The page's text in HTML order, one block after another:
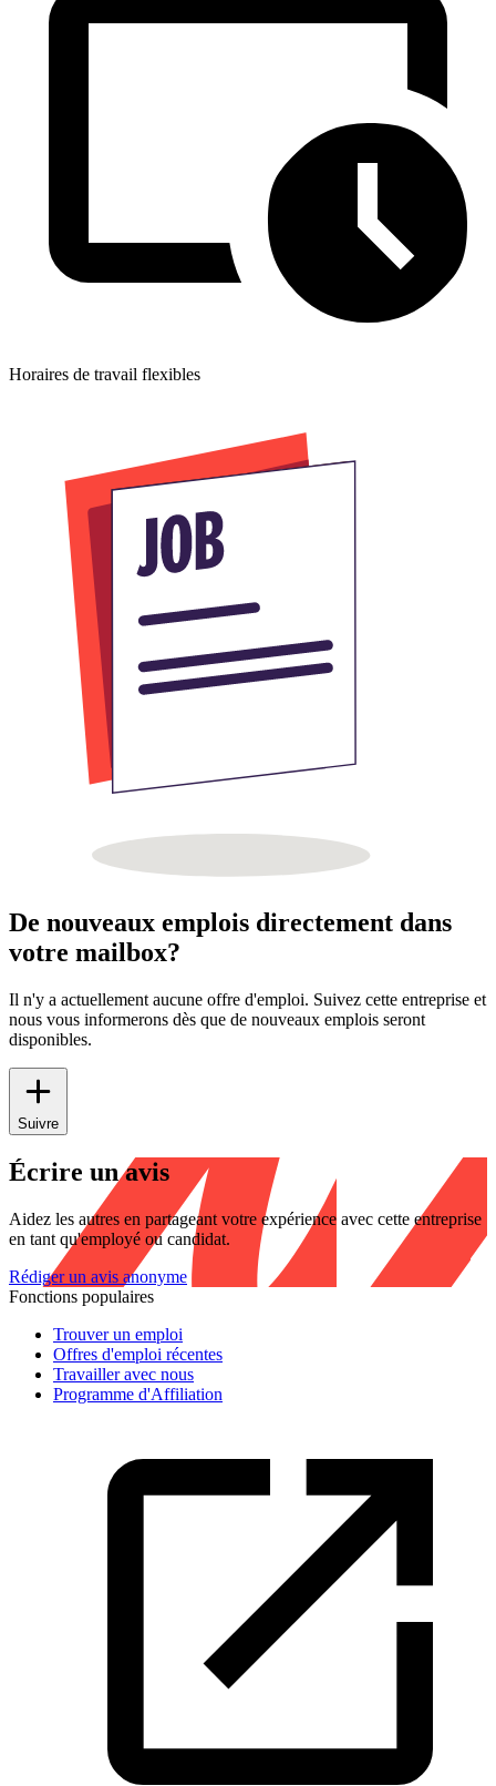
Horaires de travail flexibles
De nouveaux emplois directement dans
votre mailbox?
Il n'y a actuellement aucune offre d'emploi. Suivez cette entreprise et
nous vous informerons dès que de nouveaux emplois seront
disponibles.
Suivre
Écrire un avis
Aidez les autres en partageant votre expérience avec cette entreprise
en tant qu'employé ou candidat.
Rédiger un avis anonyme
Fonctions populaires
Trouver un emploi
Offres d'emploi récentes
Travailler avec nous
Programme d'Affiliation